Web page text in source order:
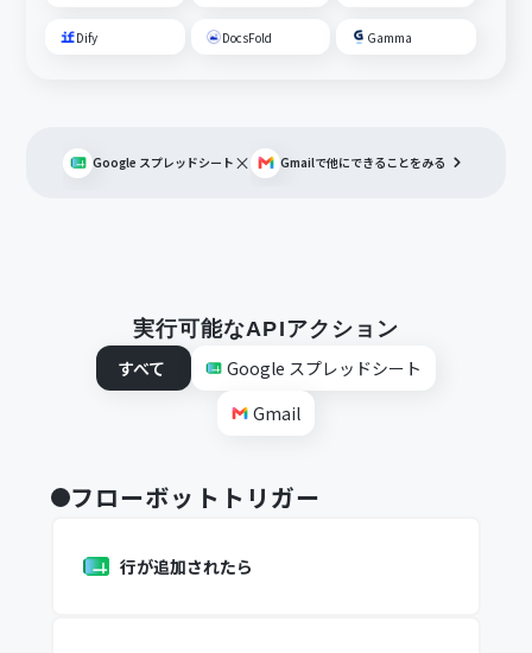
Dify DocsFold Gamma
Google スプレッドシート × Gmailで他にできることをみる
実行可能なAPIアクション
すべて
Google スプレッドシート
Gmail
フローボットトリガー
行が追加されたら